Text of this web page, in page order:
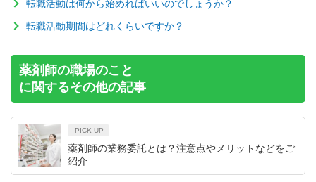
転職活動は何から始めればいいのでしょうか？
転職活動期間はどれくらいですか？
薬剤師の職場のこと
に関するその他の記事
PICK UP
薬剤師の業務委託とは？注意点やメリットなどをご
紹介